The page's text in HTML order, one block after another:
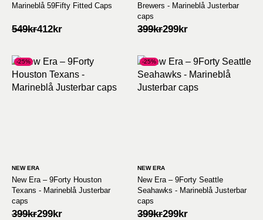
Marineblå 59Fifty Fitted Caps
549kr
Opprinnelig
549kr.
412kr
Nåværende
412kr.
Brewers - Marineblå Justerbar
caps
399kr
Opprinnelig
399kr.
299kr
Nåværende
299kr.
-25%
NEW ERA
New Era – 9Forty Houston
Texans - Marineblå Justerbar
caps
399kr
Opprinnelig
299kr
Nåværende
-25%
NEW ERA
New Era – 9Forty Seattle
Seahawks - Marineblå Justerbar
caps
399kr
Opprinnelig
299kr
Nåværende